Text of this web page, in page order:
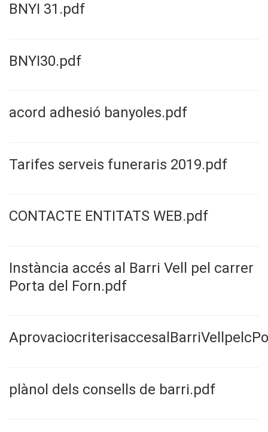
BNYI 31.pdf
BNYI30.pdf
acord adhesió banyoles.pdf
Tarifes serveis funeraris 2019.pdf
CONTACTE ENTITATS WEB.pdf
Instància accés al Barri Vell pel carrer
Porta del Forn.pdf
plànol dels consells de barri.pdf